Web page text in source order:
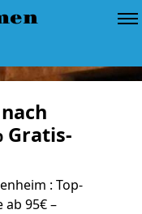
Gratis-
: Top-
95€ –